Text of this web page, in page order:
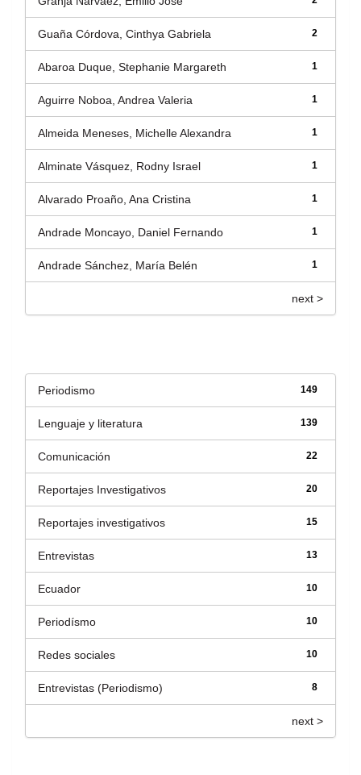
2
Guaña Córdova, Cinthya Gabriela
1
Abaroa Duque, Stephanie Margareth
1
Aguirre Noboa, Andrea Valeria
1
Almeida Meneses, Michelle Alexandra
1
Alminate Vásquez, Rodny Israel
1
Alvarado Proaño, Ana Cristina
1
Andrade Moncayo, Daniel Fernando
1
Andrade Sánchez, María Belén
next >
149
Periodismo
139
Lenguaje y literatura
22
Comunicación
20
Reportajes Investigativos
15
Reportajes investigativos
13
Entrevistas
10
Ecuador
10
Periodísmo
10
Redes sociales
8
Entrevistas (Periodismo)
next >